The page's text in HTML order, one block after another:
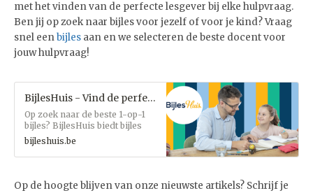
met het vinden van de perfecte lesgever bij elke hulpvraag.
Ben jij op zoek naar bijles voor jezelf of voor je kind? Vraag
snel eenbijles aan en we selecteren de beste docent voor
jouw hulpvraag!
BijlesHuis - Vind de perfecte lesgever
Op zoek naar de beste 1-op-1
bijles? BijlesHuis biedt bijles
voor elk vak en elk niveau. Vind
vandaag nog de lesgever die
bij jou past!
bijleshuis.be
Op de hoogte blijven van onze nieuwste artikels? Schrijf je